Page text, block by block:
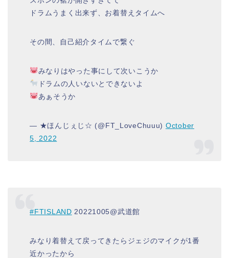
ドラムうまく出来ず、お着替えタイムへ
その間、自己紹介タイムで繋ぐ
みなりはやった事にして次いこうか
ドラムの人いないとできないよ
あぁそうか
— ★ほんじぇじ☆ (@FT_LoveChuuu) October
5, 2022
#FTISLAND 20221005@武道館
みなり着替えて戻ってきたらジェジのマイクが1番
近かったから